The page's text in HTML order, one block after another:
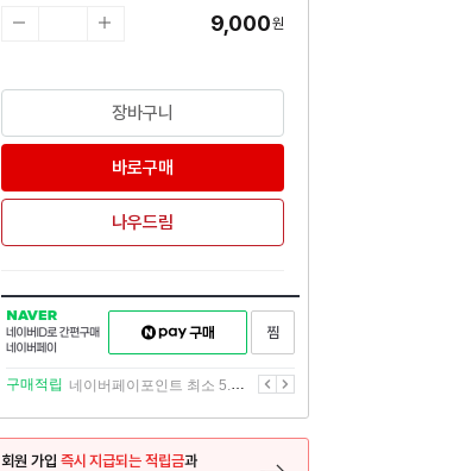
9,000원
장바구니
바로구매
나우드림
NAVER
네이버
ID로
간편구매
네이버페이
구매하기
이전
구매적립 네이버페이포인트 최소 5.5% 적립 다음
회원 가입 즉시 지급되는 적립금과